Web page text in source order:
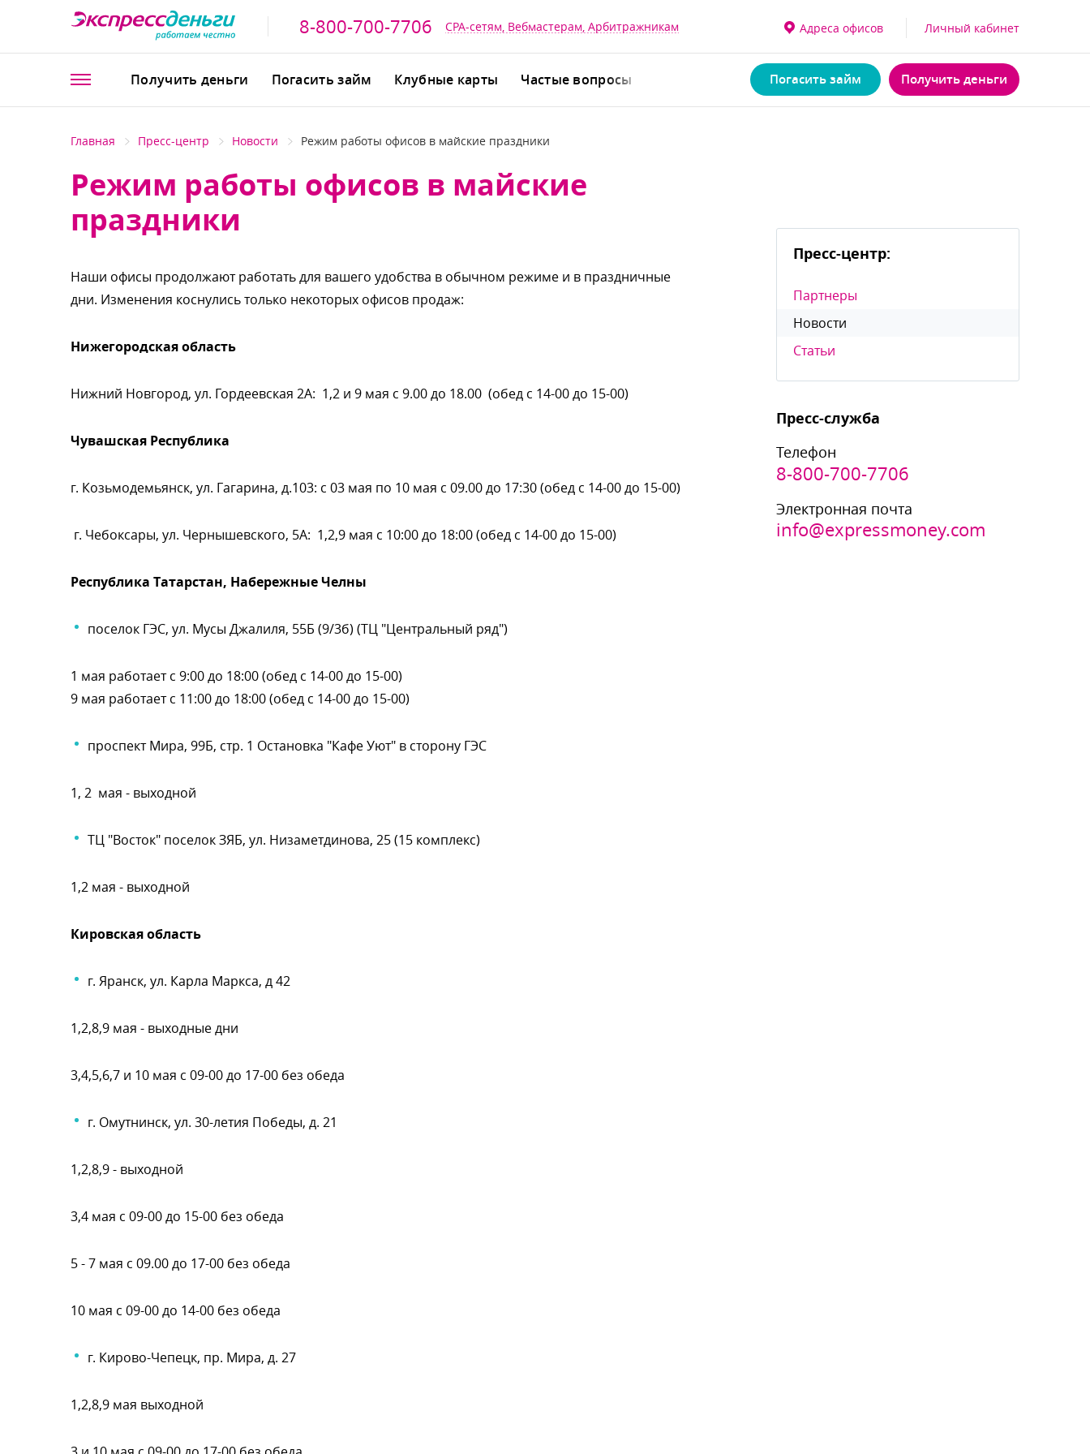
8-800-700-7706 CPA-сетям, Вебмастерам, Арбитражникам Адреса офисо Личный кабинет
Получить деньги Погасить займ Клубные карты Частые вопросы Получить деньги
Погасить займ
Главная Пресс-центр Новости Режим работы офисов в майские праздники
Режим работы офисов в майские
праздники
Наши офисы продолжают работать для вашего удобства в обычном режиме и в праздничные
дни. Изменения коснулись только некоторых офисов продаж:
Нижегородская область
Нижний Новгород, ул. Гордеевская 2А: 1,2 и 9 мая с 9.00 до 18.00 (обед с 14-00 до 15-00)
Чувашская Республика
. Козьмодемьянск, ул. Гагарина, д.103: с 03 мая по 10 мая с 09.00 до 17:30 (обед с 14-00 до 15-00)
. Чебоксары, ул. Чернышевского, 5А: 1,2,9 мая с 10:00 до 18:00 (обед с 14-00 до 15-00)
Республика Татарстан, Набережные Челны
поселок ГЭС, ул. Мусы Джалиля, 55Б (9/3б) (ТЦ "Центральный ряд")
1 мая работает с 9:00 до 18:00 (обед с 14-00 до 15-00)
9 мая работает с 11:00 до 18:00 (обед с 14-00 до 15-00)
проспект Мира, 99Б, стр. 1 Остановка "Кафе Уют" в сторону ГЭС
1, 2 мая - выходной
ТЦ "Восток" поселок ЗЯБ, ул. Низаметдинова, 25 (15 комплекс)
1,2 мая - выходной
Кировская область
. Яранск, ул. Карла Маркса, д 42
1,2,8,9 мая - выходные дни
3,4,5,6,7 и 10 мая с 09-00 до 17-00 без обеда
. Омутнинск, ул. 30-летия Победы, д. 21
1,2,8,9 - выходной
3,4 мая с 09-00 до 15-00 без обеда
5 - 7 мая с 09.00 до 17-00 без обеда
10 мая с 09-00 до 14-00 без обеда
. Кирово-Чепецк, пр. Мира, д. 27
1,2,8,9 мая выходной
Пресс-центр:
Партнеры
Новости
Статьи
Пресс-служба
Телефон
8-800-700-7706
Электронная почта
info@expressmoney.com